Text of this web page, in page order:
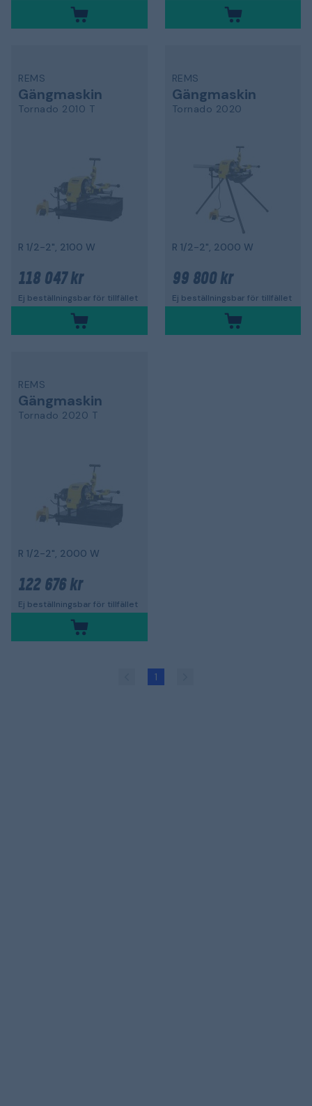
REMS
Gängmaskin
Tornado 2010 T
R 1/2-2", 2100 W
118 047 kr
Ej beställningsbar för tillfället
REMS
Gängmaskin
Tornado 2020
R 1/2-2", 2000 W
99 800 kr
Ej beställningsbar för tillfället
REMS
Gängmaskin
Tornado 2020 T
R 1/2-2", 2000 W
122 676 kr
Ej beställningsbar för tillfället
1